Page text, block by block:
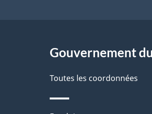
e
Gouvernement
Toutes les coordonnées